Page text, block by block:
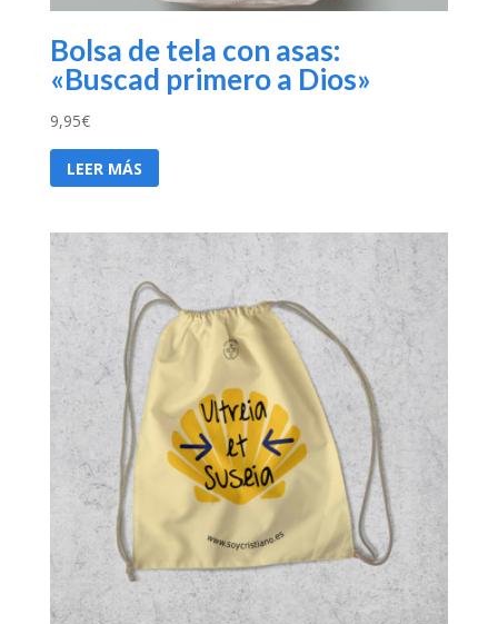
Bolsa de tela con asas:
«Buscad primero a Dios»
9,95€
LEER MÁS